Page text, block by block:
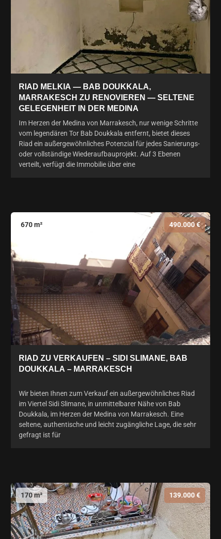
RIAD MELKIA — BAB DOUKKALA,
MARRAKESCH ZU RENOVIEREN — SELTENE
GELEGENHEIT IN DER MEDINA
Im Herzen der Medina von Marrakesch, nur wenige Schritte
vom legendären Tor Bab Doukkala entfernt, bietet dieses
Riad ein außergewöhnliches Potenzial für jedes Sanierungs-
oder vollständige Wiederaufbauprojekt. Auf 3 Ebenen
verteilt, verfügt die Immobilie über eine
670 m² 490.000 €
RIAD ZU VERKAUFEN – SIDI SLIMANE, BAB
DOUKKALA – MARRAKESCH
Wir bieten Ihnen zum Verkauf ein außergewöhnliches Riad
im Viertel Sidi Slimane, in unmittelbarer Nähe von Bab
Doukkala, im Herzen der Medina von Marrakesch. Eine
seltene, authentische und leicht zugängliche Lage, die sehr
gefragt ist für
170 m² 139.000 €